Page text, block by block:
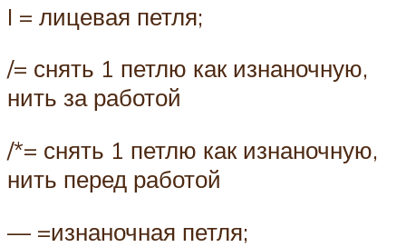
I = лицевая петля;
/= снять 1 петлю как изнаночную,
нить за работой
/*= снять 1 петлю как изнаночную,
нить перед работой
— =изнаночная петля;